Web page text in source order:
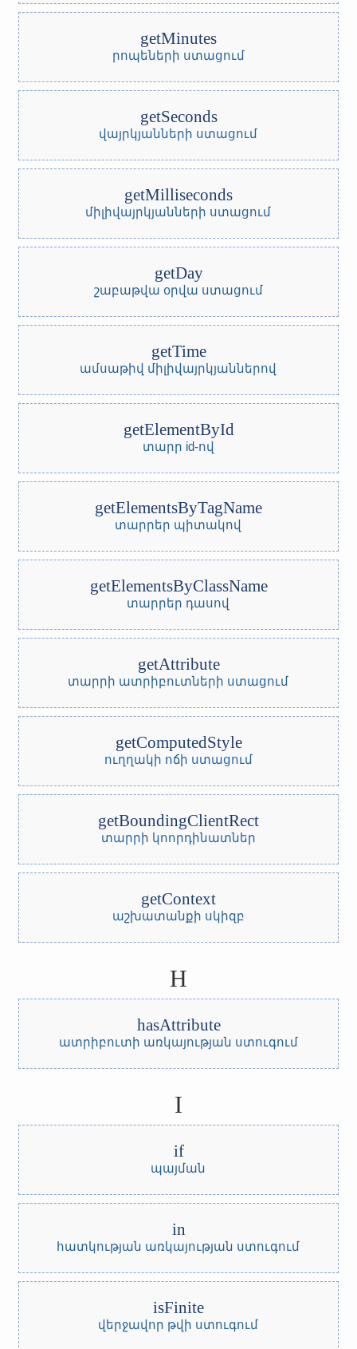
getMinutes
րոպեների ստացում
getSeconds
վայրկյանների ստացում
getMilliseconds
միլիվայրկյանների ստացում
getDay
շաբաթվա օրվա ստացում
getTime
ամսաթիվ միլիվայրկյաններով
getElementById
տարր id-ով
getElementsByTagName
տարրեր պիտակով
getElementsByClassName
տարրեր դասով
getAttribute
տարրի ատրիբուտների ստացում
getComputedStyle
ուղղակի ոճի ստացում
getBoundingClientRect
տարրի կոորդինատներ
getContext
աշխատանքի սկիզբ
H
hasAttribute
ատրիբուտի առկայության ստուգում
I
if
պայման
in
հատկության առկայության ստուգում
isFinite
վերջավոր թվի ստուգում